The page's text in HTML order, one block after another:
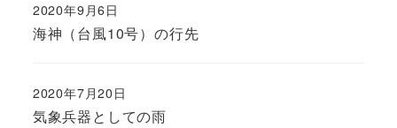
海神（台風10号）の行先
2020年9月6日
気象兵器としての雨
2020年7月20日